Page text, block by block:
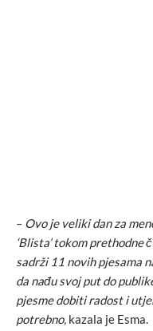
– Ovo je veliki dan za
‘Blista’ tokom prethodne
sadrži 11 novih pjesama
da nađu svoj put do
pjesme dobiti radost i
potrebno, kazala je Esma.